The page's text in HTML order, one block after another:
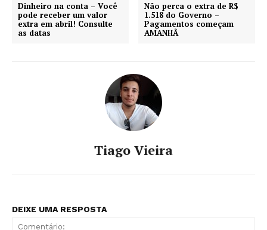
Dinheiro na conta – Você
pode receber um valor
extra em abril! Consulte
as datas
Não perca o extra de R$
1.518 do Governo –
Pagamentos começam
AMANHÃ
Tiago Vieira
DEIXE UMA RESPOSTA